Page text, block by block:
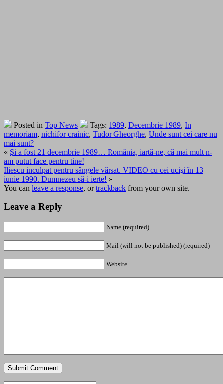
Posted in Top News Tags: 1989, Decembrie 1989, In
memoriam, nichifor crainic, Tudor Gheorghe, Unde sunt cei care nu
mai sunt?
« Şi a fost 21 decembrie 1989… România, iartă-ne, că mai mult n-
am putut face pentru tine!
Iliescu inculpat pentru sângele vărsat. VIDEO cu cei ucişi în 13
iunie 1990. Dumnezeu să-i ierte! »
You can leave a response, ortrackback from your own site.
Leave a Reply
Name (required)
Mail (will not be published) (required)
Website